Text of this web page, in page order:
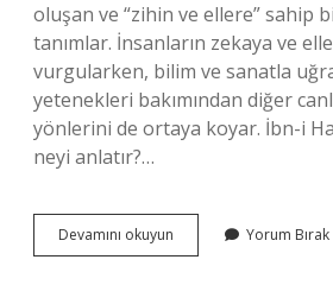
oluşan ve “zihin ve ellere” sahip
tanımlar. İnsanların zekaya ve
vurgularken, bilim ve sanatla
yetenekleri bakımından diğer
yönlerini de ortaya koyar. İbn-i
neyi anlatır?…
Devamını okuyun
I
Yorum Bırak